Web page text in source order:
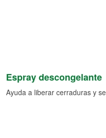
Espray descongelante
Ayuda a liberar cerraduras y